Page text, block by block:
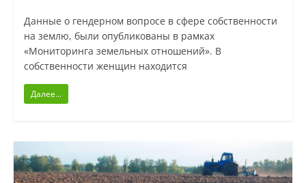
Данные о гендерном вопросе в сфере собственности
на землю, были опубликованы в рамках
«Мониторинга земельных отношений». В
собственности женщин находится
Далее...